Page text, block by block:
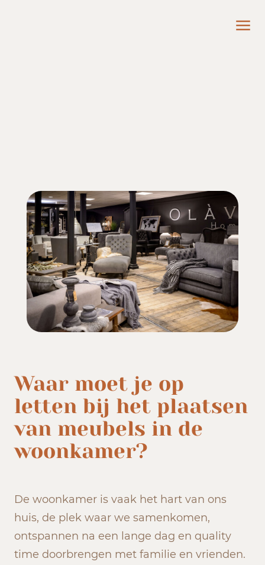
Waar moet je op
letten bij het plaatsen
van meubels in de
woonkamer?
De woonkamer is vaak het hart van ons
huis, de plek waar we samenkomen,
ontspannen na een lange dag en quality
time doorbrengen met familie en vrienden.